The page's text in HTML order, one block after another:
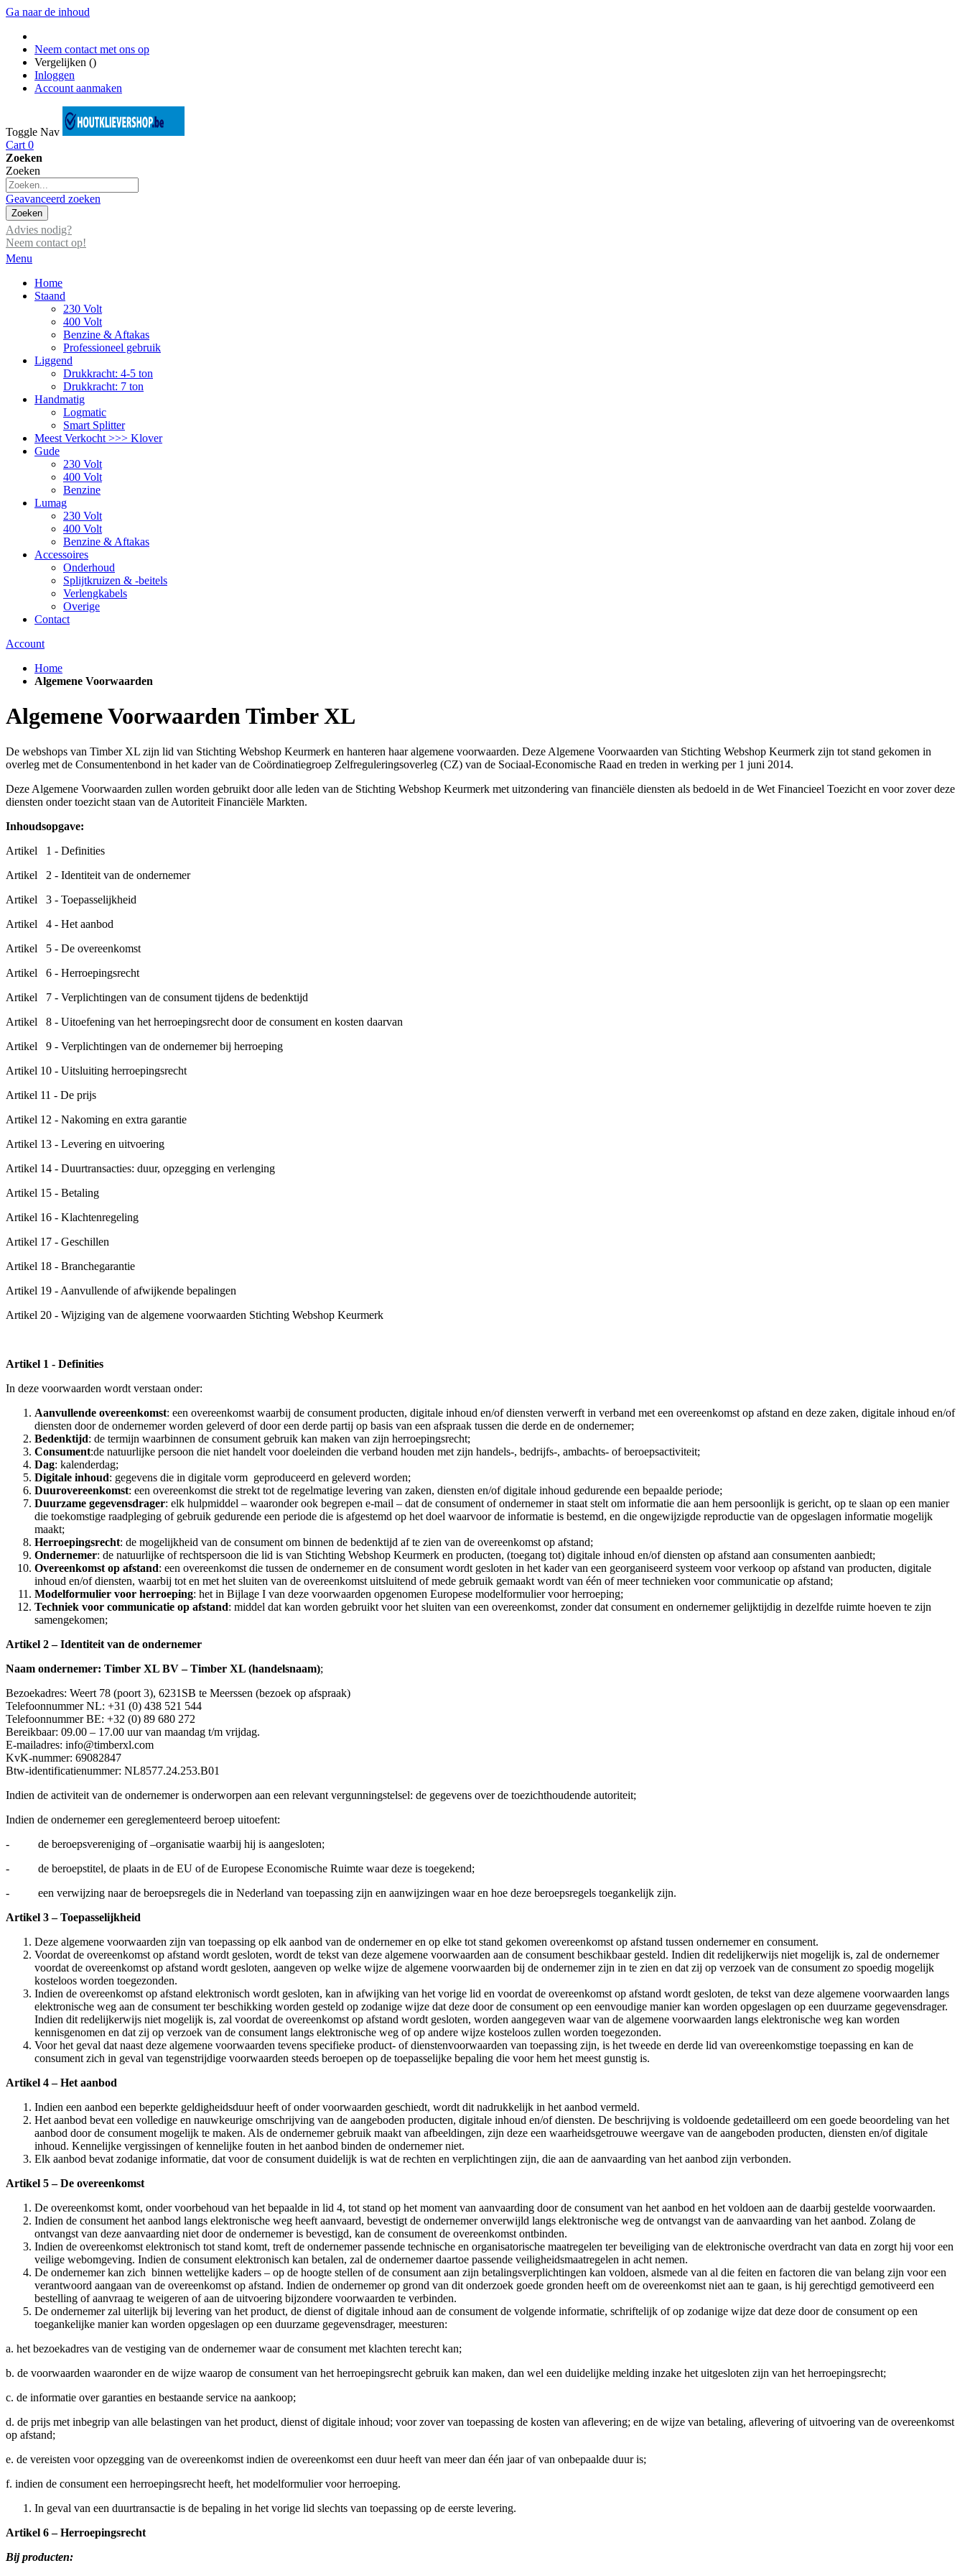
Ga naar de inhoud
Neem contact met ons op
Vergelijken ()
Inloggen
Account aanmaken
Toggle Nav
Cart 0
Zoeken
Zoeken
Geavanceerd zoeken
Zoeken
Advies nodig?
Neem contact op!
Menu
Home
Staand
230 Volt
400 Volt
Benzine & Aftakas
Professioneel gebruik
Liggend
Drukkracht: 4-5 ton
Drukkracht: 7 ton
Handmatig
Logmatic
Smart Splitter
Meest Verkocht >>> Klover
Gude
230 Volt
400 Volt
Benzine
Lumag
230 Volt
400 Volt
Benzine & Aftakas
Accessoires
Onderhoud
Splijtkruizen & -beitels
Verlengkabels
Overige
Contact
Account
Home
Algemene Voorwaarden
Algemene Voorwaarden Timber XL
De webshops van Timber XL zijn lid van Stichting Webshop Keurmerk en hanteren haar algemene voorwaarden. Deze Algemene Voorwaarden van Stichting Webshop Keurmerk zijn tot stand gekomen in
overleg met de Consumentenbond in het kader van de Coördinatiegroep Zelfreguleringsoverleg (CZ) van de Sociaal-Economische Raad en treden in werking per 1 juni 2014.
Deze Algemene Voorwaarden zullen worden gebruikt door alle leden van de Stichting Webshop Keurmerk met uitzondering van financiële diensten als bedoeld in de Wet Financieel Toezicht en voor zover deze
diensten onder toezicht staan van de Autoriteit Financiële Markten.
Inhoudsopgave:
Artikel 1 - Definities
Artikel 2 - Identiteit van de ondernemer
Artikel 3 - Toepasselijkheid
Artikel 4 - Het aanbod
Artikel 5 - De overeenkomst
Artikel 6 - Herroepingsrecht
Artikel 7 - Verplichtingen van de consument tijdens de bedenktijd
Artikel 8 - Uitoefening van het herroepingsrecht door de consument en kosten daarvan
Artikel 9 - Verplichtingen van de ondernemer bij herroeping
Artikel 10 - Uitsluiting herroepingsrecht
Artikel 11 - De prijs
Artikel 12 - Nakoming en extra garantie
Artikel 13 - Levering en uitvoering
Artikel 14 - Duurtransacties: duur, opzegging en verlenging
Artikel 15 - Betaling
Artikel 16 - Klachtenregeling
Artikel 17 - Geschillen
Artikel 18 - Branchegarantie
Artikel 19 - Aanvullende of afwijkende bepalingen
Artikel 20 - Wijziging van de algemene voorwaarden Stichting Webshop Keurmerk
Artikel 1 - Definities
In deze voorwaarden wordt verstaan onder:
Aanvullende overeenkomst: een overeenkomst waarbij de consument producten, digitale inhoud en/of diensten verwerft in verband met een overeenkomst op afstand en deze zaken, digitale inhoud en/of
diensten door de ondernemer worden geleverd of door een derde partij op basis van een afspraak tussen die derde en de ondernemer;
Bedenktijd: de termijn waarbinnen de consument gebruik kan maken van zijn herroepingsrecht;
Consument:de natuurlijke persoon die niet handelt voor doeleinden die verband houden met zijn handels-, bedrijfs-, ambachts- of beroepsactiviteit;
Dag: kalenderdag;
Digitale inhoud: gegevens die in digitale vorm geproduceerd en geleverd worden;
Duurovereenkomst: een overeenkomst die strekt tot de regelmatige levering van zaken, diensten en/of digitale inhoud gedurende een bepaalde periode;
Duurzame gegevensdrager: elk hulpmiddel – waaronder ook begrepen e-mail – dat de consument of ondernemer in staat stelt om informatie die aan hem persoonlijk is gericht, op te slaan op een manier
die toekomstige raadpleging of gebruik gedurende een periode die is afgestemd op het doel waarvoor de informatie is bestemd, en die ongewijzigde reproductie van de opgeslagen informatie mogelijk
maakt;
Herroepingsrecht: de mogelijkheid van de consument om binnen de bedenktijd af te zien van de overeenkomst op afstand;
Ondernemer: de natuurlijke of rechtspersoon die lid is van Stichting Webshop Keurmerk en producten, (toegang tot) digitale inhoud en/of diensten op afstand aan consumenten aanbiedt;
Overeenkomst op afstand: een overeenkomst die tussen de ondernemer en de consument wordt gesloten in het kader van een georganiseerd systeem voor verkoop op afstand van producten, digitale
inhoud en/of diensten, waarbij tot en met het sluiten van de overeenkomst uitsluitend of mede gebruik gemaakt wordt van één of meer technieken voor communicatie op afstand;
Modelformulier voor herroeping: het in Bijlage I van deze voorwaarden opgenomen Europese modelformulier voor herroeping;
Techniek voor communicatie op afstand: middel dat kan worden gebruikt voor het sluiten van een overeenkomst, zonder dat consument en ondernemer gelijktijdig in dezelfde ruimte hoeven te zijn
samengekomen;
Artikel 2 – Identiteit van de ondernemer
Naam ondernemer: Timber XL BV – Timber XL (handelsnaam);
Bezoekadres: Weert 78 (poort 3), 6231SB te Meerssen (bezoek op afspraak)
Telefoonnummer NL: +31 (0) 438 521 544
Telefoonnummer BE: +32 (0) 89 680 272
Bereikbaar: 09.00 – 17.00 uur van maandag t/m vrijdag.
E-mailadres: info@timberxl.com
KvK-nummer: 69082847
Btw-identificatienummer: NL8577.24.253.B01
Indien de activiteit van de ondernemer is onderworpen aan een relevant vergunningstelsel: de gegevens over de toezichthoudende autoriteit;
Indien de ondernemer een gereglementeerd beroep uitoefent:
- de beroepsvereniging of –organisatie waarbij hij is aangesloten;
- de beroepstitel, de plaats in de EU of de Europese Economische Ruimte waar deze is toegekend;
- een verwijzing naar de beroepsregels die in Nederland van toepassing zijn en aanwijzingen waar en hoe deze beroepsregels toegankelijk zijn.
Artikel 3 – Toepasselijkheid
Deze algemene voorwaarden zijn van toepassing op elk aanbod van de ondernemer en op elke tot stand gekomen overeenkomst op afstand tussen ondernemer en consument.
Voordat de overeenkomst op afstand wordt gesloten, wordt de tekst van deze algemene voorwaarden aan de consument beschikbaar gesteld. Indien dit redelijkerwijs niet mogelijk is, zal de ondernemer
voordat de overeenkomst op afstand wordt gesloten, aangeven op welke wijze de algemene voorwaarden bij de ondernemer zijn in te zien en dat zij op verzoek van de consument zo spoedig mogelijk
kosteloos worden toegezonden.
Indien de overeenkomst op afstand elektronisch wordt gesloten, kan in afwijking van het vorige lid en voordat de overeenkomst op afstand wordt gesloten, de tekst van deze algemene voorwaarden langs
elektronische weg aan de consument ter beschikking worden gesteld op zodanige wijze dat deze door de consument op een eenvoudige manier kan worden opgeslagen op een duurzame gegevensdrager.
Indien dit redelijkerwijs niet mogelijk is, zal voordat de overeenkomst op afstand wordt gesloten, worden aangegeven waar van de algemene voorwaarden langs elektronische weg kan worden
kennisgenomen en dat zij op verzoek van de consument langs elektronische weg of op andere wijze kosteloos zullen worden toegezonden.
Voor het geval dat naast deze algemene voorwaarden tevens specifieke product- of dienstenvoorwaarden van toepassing zijn, is het tweede en derde lid van overeenkomstige toepassing en kan de
consument zich in geval van tegenstrijdige voorwaarden steeds beroepen op de toepasselijke bepaling die voor hem het meest gunstig is.
Artikel 4 – Het aanbod
Indien een aanbod een beperkte geldigheidsduur heeft of onder voorwaarden geschiedt, wordt dit nadrukkelijk in het aanbod vermeld.
Het aanbod bevat een volledige en nauwkeurige omschrijving van de aangeboden producten, digitale inhoud en/of diensten. De beschrijving is voldoende gedetailleerd om een goede beoordeling van het
aanbod door de consument mogelijk te maken. Als de ondernemer gebruik maakt van afbeeldingen, zijn deze een waarheidsgetrouwe weergave van de aangeboden producten, diensten en/of digitale
inhoud. Kennelijke vergissingen of kennelijke fouten in het aanbod binden de ondernemer niet.
Elk aanbod bevat zodanige informatie, dat voor de consument duidelijk is wat de rechten en verplichtingen zijn, die aan de aanvaarding van het aanbod zijn verbonden.
Artikel 5 – De overeenkomst
De overeenkomst komt, onder voorbehoud van het bepaalde in lid 4, tot stand op het moment van aanvaarding door de consument van het aanbod en het voldoen aan de daarbij gestelde voorwaarden.
Indien de consument het aanbod langs elektronische weg heeft aanvaard, bevestigt de ondernemer onverwijld langs elektronische weg de ontvangst van de aanvaarding van het aanbod. Zolang de
ontvangst van deze aanvaarding niet door de ondernemer is bevestigd, kan de consument de overeenkomst ontbinden.
Indien de overeenkomst elektronisch tot stand komt, treft de ondernemer passende technische en organisatorische maatregelen ter beveiliging van de elektronische overdracht van data en zorgt hij voor een
veilige webomgeving. Indien de consument elektronisch kan betalen, zal de ondernemer daartoe passende veiligheidsmaatregelen in acht nemen.
De ondernemer kan zich binnen wettelijke kaders – op de hoogte stellen of de consument aan zijn betalingsverplichtingen kan voldoen, alsmede van al die feiten en factoren die van belang zijn voor een
verantwoord aangaan van de overeenkomst op afstand. Indien de ondernemer op grond van dit onderzoek goede gronden heeft om de overeenkomst niet aan te gaan, is hij gerechtigd gemotiveerd een
bestelling of aanvraag te weigeren of aan de uitvoering bijzondere voorwaarden te verbinden.
De ondernemer zal uiterlijk bij levering van het product, de dienst of digitale inhoud aan de consument de volgende informatie, schriftelijk of op zodanige wijze dat deze door de consument op een
toegankelijke manier kan worden opgeslagen op een duurzame gegevensdrager, meesturen:
a. het bezoekadres van de vestiging van de ondernemer waar de consument met klachten terecht kan;
b. de voorwaarden waaronder en de wijze waarop de consument van het herroepingsrecht gebruik kan maken, dan wel een duidelijke melding inzake het uitgesloten zijn van het herroepingsrecht;
c. de informatie over garanties en bestaande service na aankoop;
d. de prijs met inbegrip van alle belastingen van het product, dienst of digitale inhoud; voor zover van toepassing de kosten van aflevering; en de wijze van betaling, aflevering of uitvoering van de overeenkomst
op afstand;
e. de vereisten voor opzegging van de overeenkomst indien de overeenkomst een duur heeft van meer dan één jaar of van onbepaalde duur is;
f. indien de consument een herroepingsrecht heeft, het modelformulier voor herroeping.
In geval van een duurtransactie is de bepaling in het vorige lid slechts van toepassing op de eerste levering.
Artikel 6 – Herroepingsrecht
Bij producten: